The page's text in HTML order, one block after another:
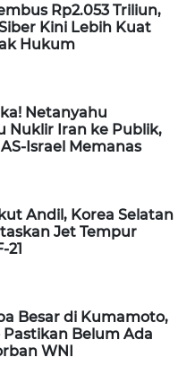
Rp2.053 Triliun,
Kini Lebih Kuat
Hukum
Netanyahu
Nuklir Iran ke Publik,
Israel Memanas
Andil, Korea Selatan
Jet Tempur
21
Besar di Kumamoto,
Pastikan Belum Ada
WNI